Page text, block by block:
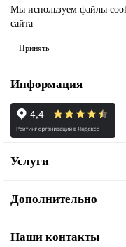
Мы используем файлы
сайта
Принять
Информация
Услуги
Дополнительно
Наши контакты